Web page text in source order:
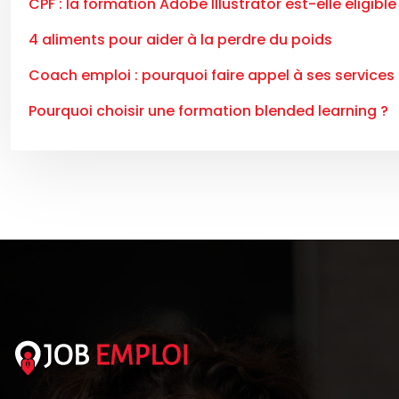
4 aliments pour aider à la perdre du poids
Coach emploi : pourquoi faire appel à ses services
Pourquoi choisir une formation blended learning ?